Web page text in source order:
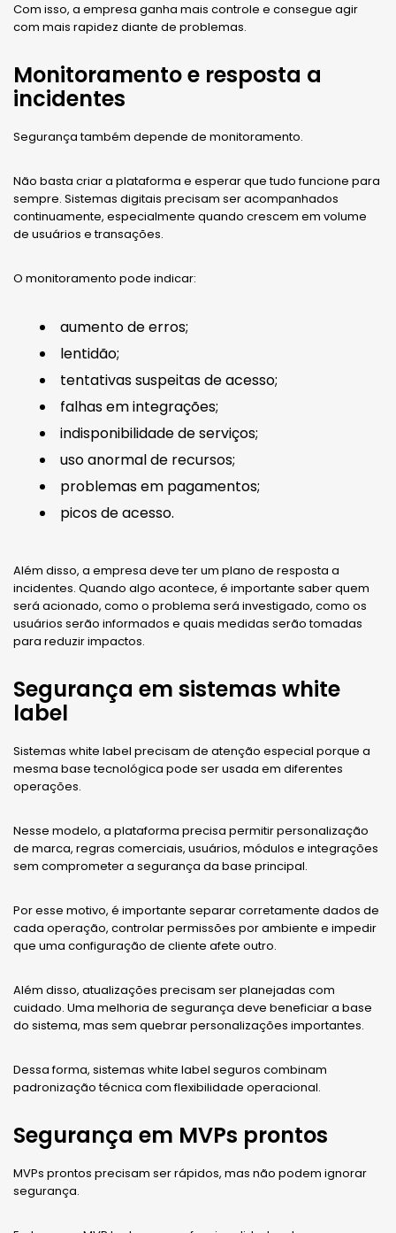
Com isso, a empresa ganha mais controle e consegue agir
com mais rapidez diante de problemas.
Monitoramento e resposta a
incidentes
Segurança também depende de monitoramento.
Não basta criar a plataforma e esperar que tudo funcione para
sempre. Sistemas digitais precisam ser acompanhados
continuamente, especialmente quando crescem em volume
de usuários e transações.
O monitoramento pode indicar:
aumento de erros;
lentidão;
tentativas suspeitas de acesso;
falhas em integrações;
indisponibilidade de serviços;
uso anormal de recursos;
problemas em pagamentos;
picos de acesso.
Além disso, a empresa deve ter um plano de resposta a
incidentes. Quando algo acontece, é importante saber quem
será acionado, como o problema será investigado, como os
usuários serão informados e quais medidas serão tomadas
para reduzir impactos.
Segurança em sistemas white
label
Sistemas white label precisam de atenção especial porque a
mesma base tecnológica pode ser usada em diferentes
operações.
Nesse modelo, a plataforma precisa permitir personalização
de marca, regras comerciais, usuários, módulos e integrações
sem comprometer a segurança da base principal.
Por esse motivo, é importante separar corretamente dados de
cada operação, controlar permissões por ambiente e impedir
que uma configuração de cliente afete outro.
Além disso, atualizações precisam ser planejadas com
cuidado. Uma melhoria de segurança deve beneficiar a base
do sistema, mas sem quebrar personalizações importantes.
Dessa forma, sistemas white label seguros combinam
padronização técnica com flexibilidade operacional.
Segurança em MVPs prontos
MVPs prontos precisam ser rápidos, mas não podem ignorar
segurança.